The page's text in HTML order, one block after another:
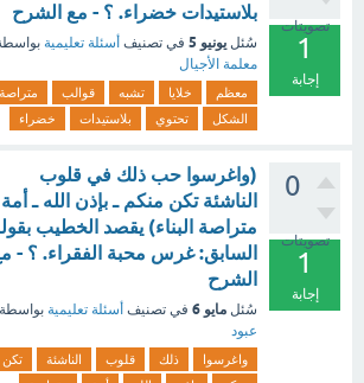
تصويتات
1
إجابة
بلاستيدات خضراء. ؟ - مع الشرح
سُئل يونيو 5 في تصنيف أسئلة تعليمية
معلمة الأجيال
معظم خلايا تشبه قوالب
متراصة
الشكل
تحتوي بلاستيدات خضراء
0
تصويتات
1
إجابة
(واغرسوا حب ذلك في قلوب
الناشئة تكن منكم ـ بإذن الله ـ أمة
متراصة البناء) يقصد الخطيب
السابق: غرس محبة الفقراء. ؟ -
الشرح
سُئل مايو 6 في تصنيف أسئلة تعليمية بواسطة
عبود
واغرسوا ذلك قلوب الناشئة
تكن